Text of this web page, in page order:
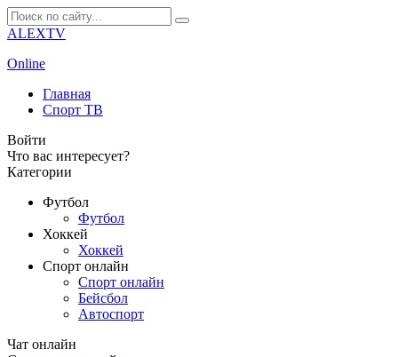
ALEXTV
Online
Главная
Спорт ТВ
Войти
Что вас интересует?
Категории
Футбол
Футбол
Хоккей
Хоккей
Спорт онлайн
Спорт онлайн
Бейсбол
Автоспорт
Чат онлайн